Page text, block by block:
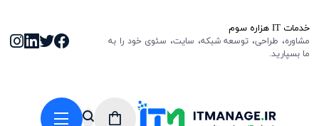
خدمات IT هزاره سوم
مشاوره، طراحی، توسعه شبکه، سایت، سئوی خود را به
ما بسپارید.